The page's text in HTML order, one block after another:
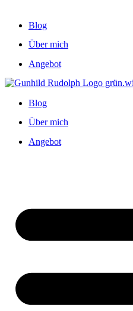
Blog
Über mich
Angebot
Blog
Über mich
Angebot